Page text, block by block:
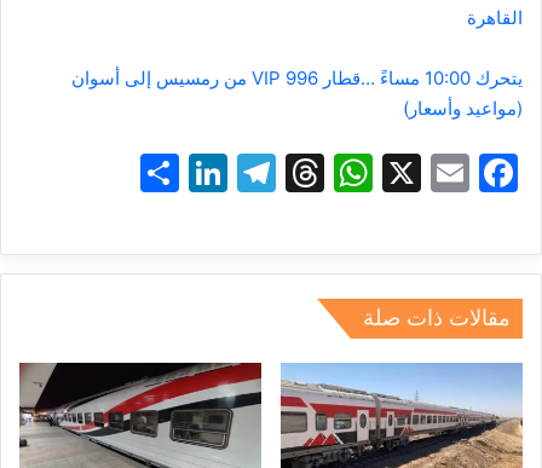
القاهرة
يتحرك 10:00 مساءً …قطار 996 VIP من رمسيس إلى أسوان
(مواعيد وأسعار)
F
c
e
b
o
o
k
E
ai
l
X
W
at
s
A
p
p
T
e
a
s
T
e
gr
m
Li
k
e
n
ar
e
مقالات ذات صلة